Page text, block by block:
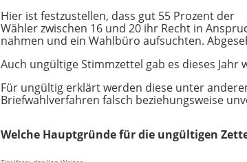
Hier ist festzustellen, dass gut 55 Prozent der
Wähler zwischen 16 und 20 ihr Recht in
nahmen und ein Wahlbüro aufsuchten.
Auch ungültige Stimmzettel gab es dieses Jahr
Für ungültig erklärt werden diese unter
Briefwahlverfahren falsch beziehungsweise
Welche Hauptgründe für die ungültigen